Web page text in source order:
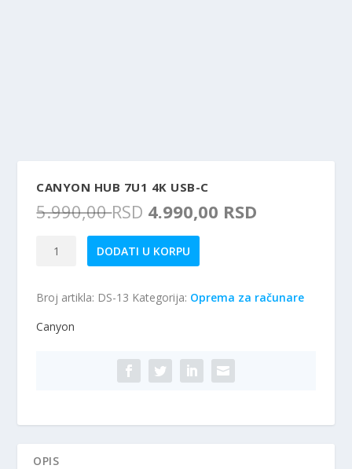
CANYON HUB 7U1 4K USB-C
5.990,00RSD O
i
g
n
a
c
4.990,00 RSD
t
4k
C
DODATI U KORPU
Broj artikla: DS-13 Kategorija: Oprema za računare
Canyon
OPIS